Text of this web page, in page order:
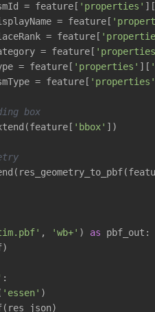
= feature[
'properties' ][
= feature[
= feature[
= feature[
= feature[
'properties' ][
= feature[
'properties'
box
'bbox' ])
, 'wb+' ) as pbf_out:
:
'essen' )